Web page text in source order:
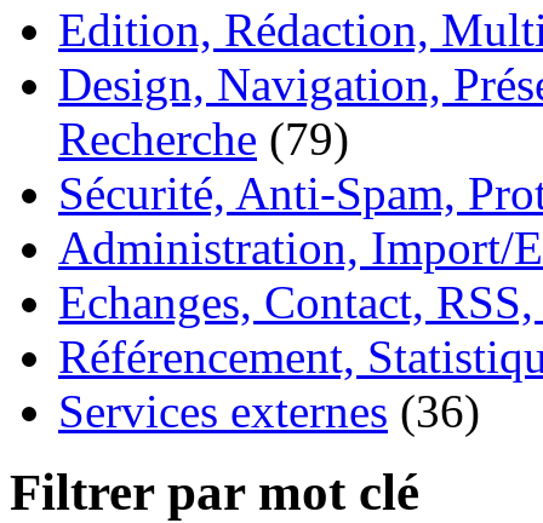
Edition, Rédaction,
Design, Navigation,
Recherche (79)
Sécurité, Anti-Spam,
Administration, Import/
Echanges, Contact,
Référencement,
Services externes (36)
Filtrer par mot clé